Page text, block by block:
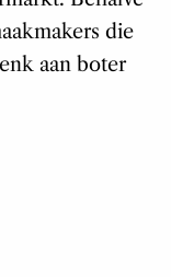
die
aan boter